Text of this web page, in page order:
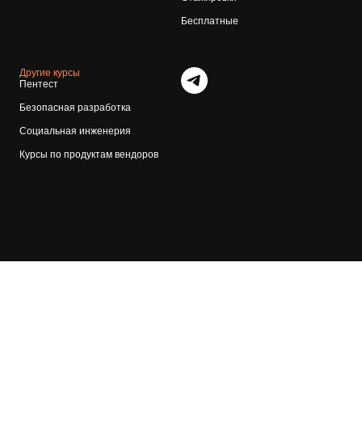
Бесплатные
Другие курсы
Пентест
Безопасная разработка
Социальная инженерия
Курсы по продуктам вендоров